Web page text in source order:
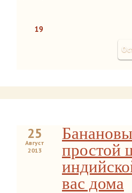
19
25
Август
2013
простой
вас дома